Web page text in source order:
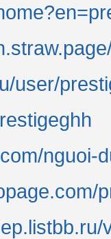
user/
nguoi-